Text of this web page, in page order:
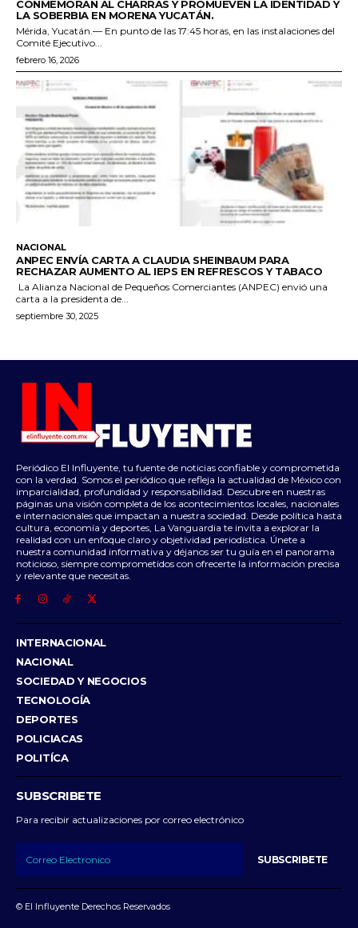
CONMEMORAN AL CHARRAS Y PROMUEVEN LA IDENTIDAD Y
LA SOBERBIA EN MORENA YUCATÁN.
Mérida, Yucatán.— En punto de las 17:45 horas, en las instalaciones del
Comité Ejecutivo...
febrero 16, 2026
NACIONAL
ANPEC ENVÍA CARTA A CLAUDIA SHEINBAUM PARA
RECHAZAR AUMENTO AL IEPS EN REFRESCOS Y TABACO
La Alianza Nacional de Pequeños Comerciantes (ANPEC) envió una
carta a la presidenta de...
septiembre 30, 2025
Periódico El Influyente, tu fuente de noticias confiable y comprometida
con la verdad. Somos el periódico que refleja la actualidad de México con
imparcialidad, profundidad y responsabilidad. Descubre en nuestras
páginas una visión completa de los acontecimientos locales, nacionales
e internacionales que impactan a nuestra sociedad. Desde política hasta
cultura, economía y deportes, La Vanguardia te invita a explorar la
realidad con un enfoque claro y objetividad periodística. Únete a
nuestra comunidad informativa y déjanos ser tu guía en el panorama
noticioso, siempre comprometidos con ofrecerte la información precisa
y relevante que necesitas.
INTERNACIONAL
NACIONAL
SOCIEDAD Y NEGOCIOS
TECNOLOGÍA
DEPORTES
POLICIACAS
POLITÍCA
SUBSCRIBETE
Para recibir actualizaciones por correo electrónico
SUBSCRIBETE
© El Influyente Derechos Reservados